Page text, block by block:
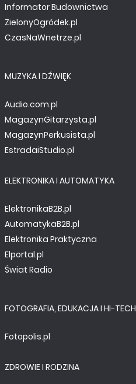
Informator Budownictwa
ZielonyOgródek.pl
CzasNaWnetrze.pl
MUZYKA I DŹWIĘK
Audio.com.pl
MagazynGitarzysta.pl
MagazynPerkusista.pl
EstradaiStudio.pl
ELEKTRONIKA I AUTOMATYKA
ElektronikaB2B.pl
AutomatykaB2B.pl
Elektronika Praktyczna
Elportal.pl
Świat Radio
FOTOGRAFIA, EDUKACJA I HI-TECH
Fotopolis.pl
ZDROWIE I RODZINA